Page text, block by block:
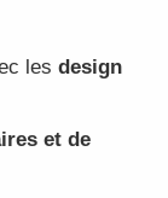
les design
et de